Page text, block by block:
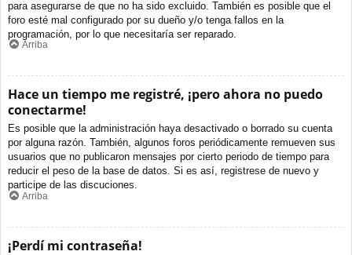
para asegurarse de que no ha sido excluido. También es posible que el
foro esté mal configurado por su dueño y/o tenga fallos en la
programación, por lo que necesitaría ser reparado.
Arriba
Hace un tiempo me registré, ¡pero ahora no puedo
conectarme!
Es posible que la administración haya desactivado o borrado su cuenta
por alguna razón. También, algunos foros periódicamente remueven sus
usuarios que no publicaron mensajes por cierto periodo de tiempo para
reducir el peso de la base de datos. Si es así, registrese de nuevo y
participe de las discuciones.
Arriba
¡Perdí mi contraseña!